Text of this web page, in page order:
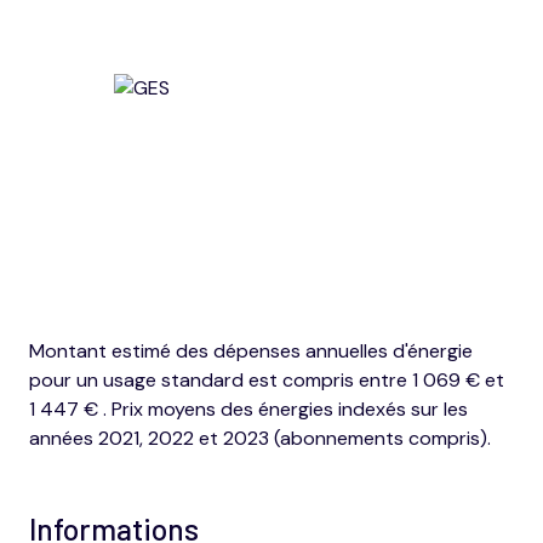
Montant estimé des dépenses annuelles d'énergie
pour un usage standard est compris entre 1 069 € et
1 447 € . Prix moyens des énergies indexés sur les
années 2021, 2022 et 2023 (abonnements compris).
Informations